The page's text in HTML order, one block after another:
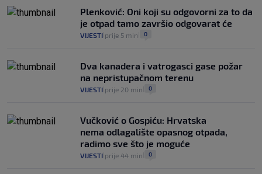
automobilom na Hvar iz Zagreba, a
koliko iz Osijeka
VIJESTI 14
Plenković: Oni koji su odgovorni za to da
je otpad tamo završio odgovarat će
VIJESTI prije 5 min 0
Dva kanadera i vatrogasci gase požar
na nepristupačnom terenu
VIJESTI prije 20 min 0
Vučković o Gospiću: Hrvatska
nema odlagalište opasnog otpada,
radimo sve što je moguće
VIJESTI prije 44 min 0